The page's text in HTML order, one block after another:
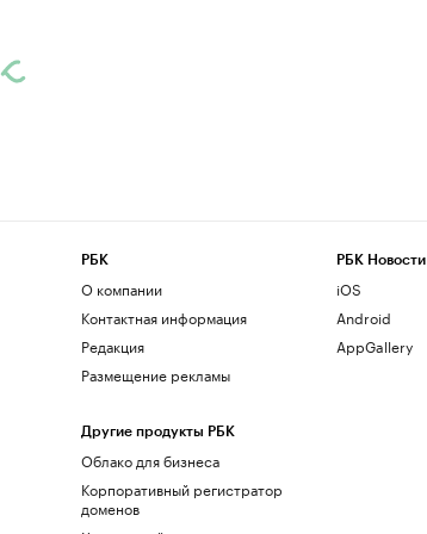
РБК
О компании
Контактная информация
Редакция
Размещение рекламы
Другие продукты РБК
Облако для бизнеса
Корпоративный регистратор
доменов
РБК Новости
iOS
Android
AppGallery